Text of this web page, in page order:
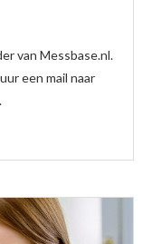
van Messbase.nl.
een mail naar